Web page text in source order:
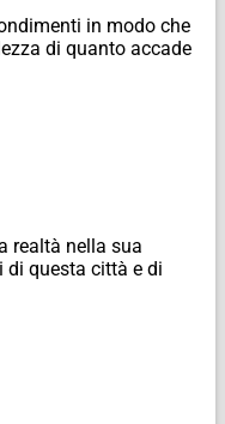
in modo che
di quanto accade
realtà nella sua
di questa città e di